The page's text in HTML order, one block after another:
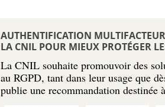
AUTHENTIFICATION
LA CNIL POUR MIEUX PROTÉGER
La CNIL souhaite promouvoir des
au RGPD, tant dans leur usage que
publie une recommandation destinée